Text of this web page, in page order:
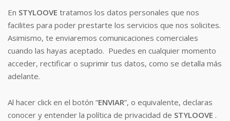
En STYLOOVE tratamos los datos personales que nos
facilites para poder prestarte los servicios que nos solicites.
Asimismo, te enviaremos comunicaciones comerciales
cuando las hayas aceptado. Puedes en cualquier momento
acceder, rectificar o suprimir tus datos, como se detalla más
adelante.
Al hacer click en el botón “ENVIAR”, o equivalente, declaras
conocer y entender la política de privacidad de STYLOOVE .